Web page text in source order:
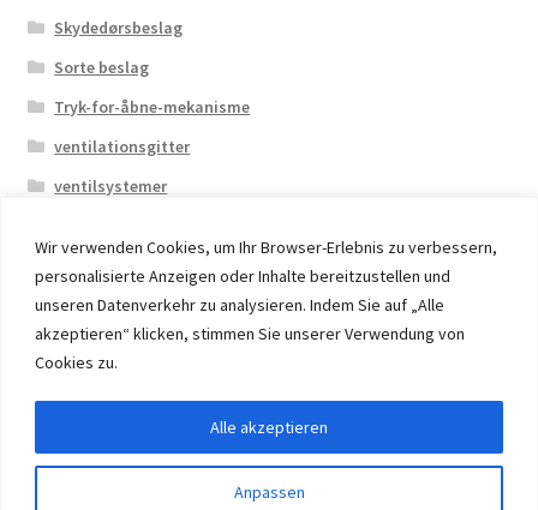
Wir verwenden Cookies, um Ihr Browser-Erlebnis zu verbessern,
personalisierte Anzeigen oder Inhalte bereitzustellen und
unseren Datenverkehr zu analysieren. Indem Sie auf „Alle
akzeptieren“ klicken, stimmen Sie unserer Verwendung von
Cookies zu.
Anpassen
Alle akzeptieren
Skydedørsbeslag
Sorte beslag
Tryk-for-åbne-mekanisme
ventilationsgitter
ventilsystemer
© 2026 Eruon Trade UG, Germany, member of the ERUON